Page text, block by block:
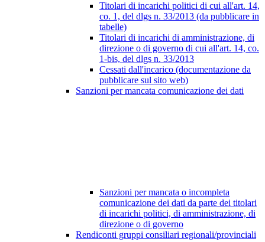
Titolari di incarichi politici di cui all'art. 14,
co. 1, del dlgs n. 33/2013 (da pubblicare in
tabelle)
Titolari di incarichi di amministrazione, di
direzione o di governo di cui all'art. 14, co.
1-bis, del dlgs n. 33/2013
Cessati dall'incarico (documentazione da
pubblicare sul sito web)
Sanzioni per mancata comunicazione dei dati
Sanzioni per mancata o incompleta
comunicazione dei dati da parte dei titolari
di incarichi politici, di amministrazione, di
direzione o di governo
Rendiconti gruppi consiliari regionali/provinciali